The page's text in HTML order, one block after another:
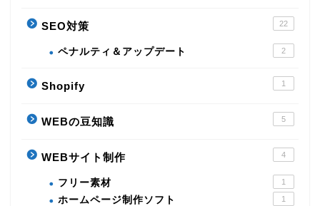
SEO対策 22
ペナルティ＆アップデート 2
Shopify 1
WEBの豆知識 5
WEBサイト制作 4
フリー素材 1
ホームページ制作ソフト 1